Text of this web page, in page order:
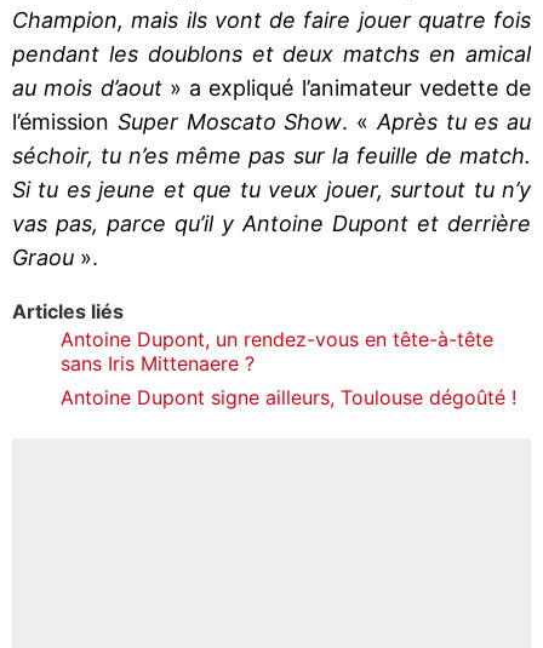
Champion, mais ils vont de faire jouer quatre fois
pendant les doublons et deux matchs en amical
au mois d’aout » a expliqué l’animateur vedette de
l’émission Super Moscato Show. « Après tu es au
séchoir, tu n’es même pas sur la feuille de match.
Si tu es jeune et que tu veux jouer, surtout tu n’y
vas pas, parce qu’il y Antoine Dupont et derrière
Graou ».
Articles liés
Antoine Dupont, un rendez-vous en tête-à-tête
sans Iris Mittenaere ?
Antoine Dupont signe ailleurs, Toulouse dégoûté !